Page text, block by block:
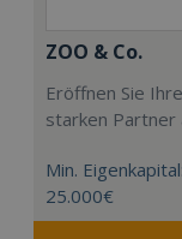
ZOO & Co.
Eröffnen Sie
starken Partner
Min. Eigenkapital:
25.000€